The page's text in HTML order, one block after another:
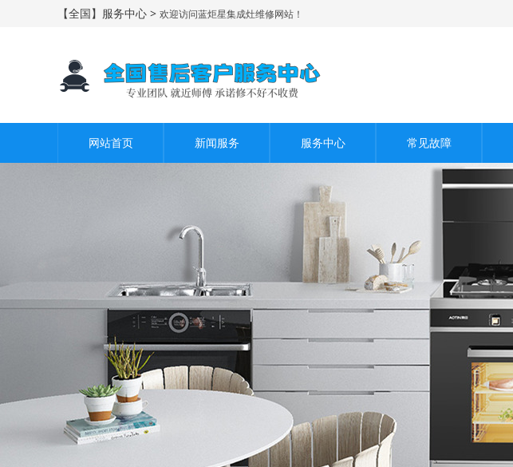
【全国】服务中心 > 欢迎访问蓝炬星集成灶维修网站！
网站首页 新闻服务 服务中心 常见故障